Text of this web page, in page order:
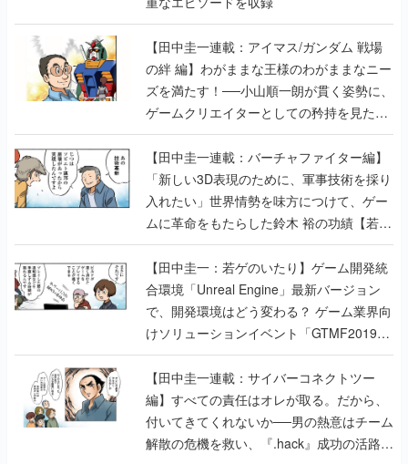
【田中圭一連載：アイマス/ガンダム 戦場
の絆 編】わがままな王様のわがままなニー
ズを満たす！──小山順一朗が貫く姿勢に、
ゲームクリエイターとしての矜持を見た
【若ゲのいたり最終回】
【田中圭一連載：バーチャファイター編】
「新しい3D表現のために、軍事技術を採り
入れたい」世界情勢を味方につけて、ゲー
ムに革命をもたらした鈴木 裕の功績【若ゲ
のいたり】
【田中圭一：若ゲのいたり】ゲーム開発統
合環境「Unreal Engine」最新バージョン
で、開発環境はどう変わる？ ゲーム業界向
けソリューションイベント「GTMF2019」
に行って、より理解を深めよう【PR】
【田中圭一連載：サイバーコネクトツー
編】すべての責任はオレが取る。だから、
付いてきてくれないか──男の熱意はチーム
解散の危機を救い、『.hack』成功の活路を